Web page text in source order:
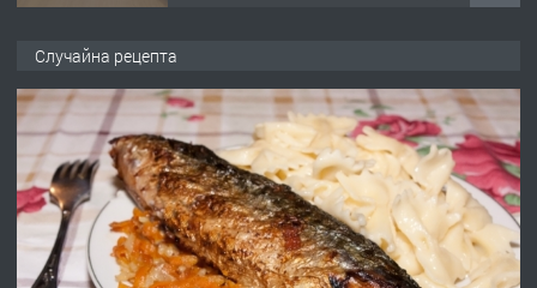
преди 2 дни
ПРЕДЛАГА
№4120 Магазин/Офис под наем в кв.
Любен Каравелов, Хасково-близо до
градската градина!
Случайна рецепта